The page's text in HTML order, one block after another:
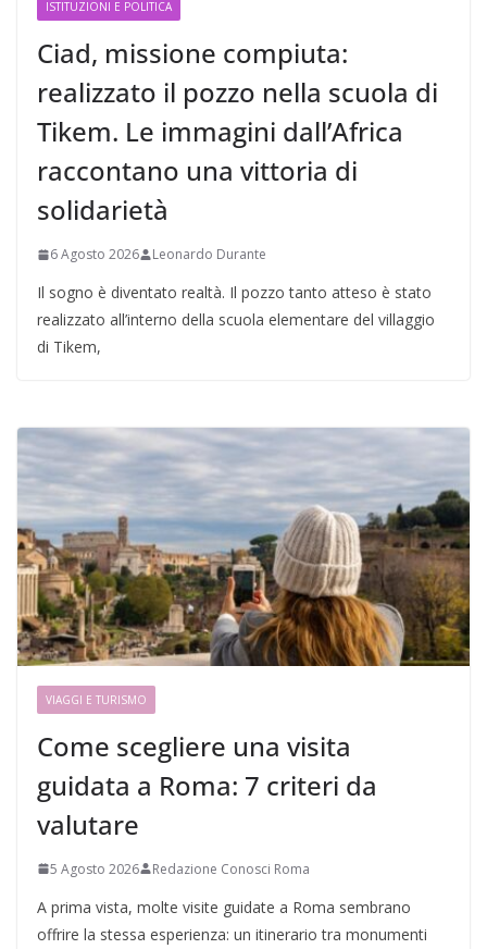
ISTITUZIONI E POLITICA
Ciad, missione compiuta:
realizzato il pozzo nella scuola di
Tikem. Le immagini dall’Africa
raccontano una vittoria di
solidarietà
6 Agosto 2026 Leonardo Durante
Il sogno è diventato realtà. Il pozzo tanto atteso è stato
realizzato all’interno della scuola elementare del villaggio
di Tikem,
VIAGGI E TURISMO
Come scegliere una visita
guidata a Roma: 7 criteri da
valutare
5 Agosto 2026 Redazione Conosci Roma
A prima vista, molte visite guidate a Roma sembrano
offrire la stessa esperienza: un itinerario tra monumenti